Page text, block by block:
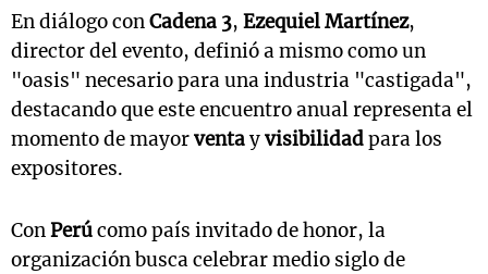
En diálogo conCadena 3, Ezequiel Martínez,
director del evento, definió a mismo como un
"oasis" necesario para una industria "castigada",
destacando que este encuentro anual representa el
momento de mayorventayvisibilidadpara los
expositores.
ConPerúcomo país invitado de honor, la
organización busca celebrar medio siglo de